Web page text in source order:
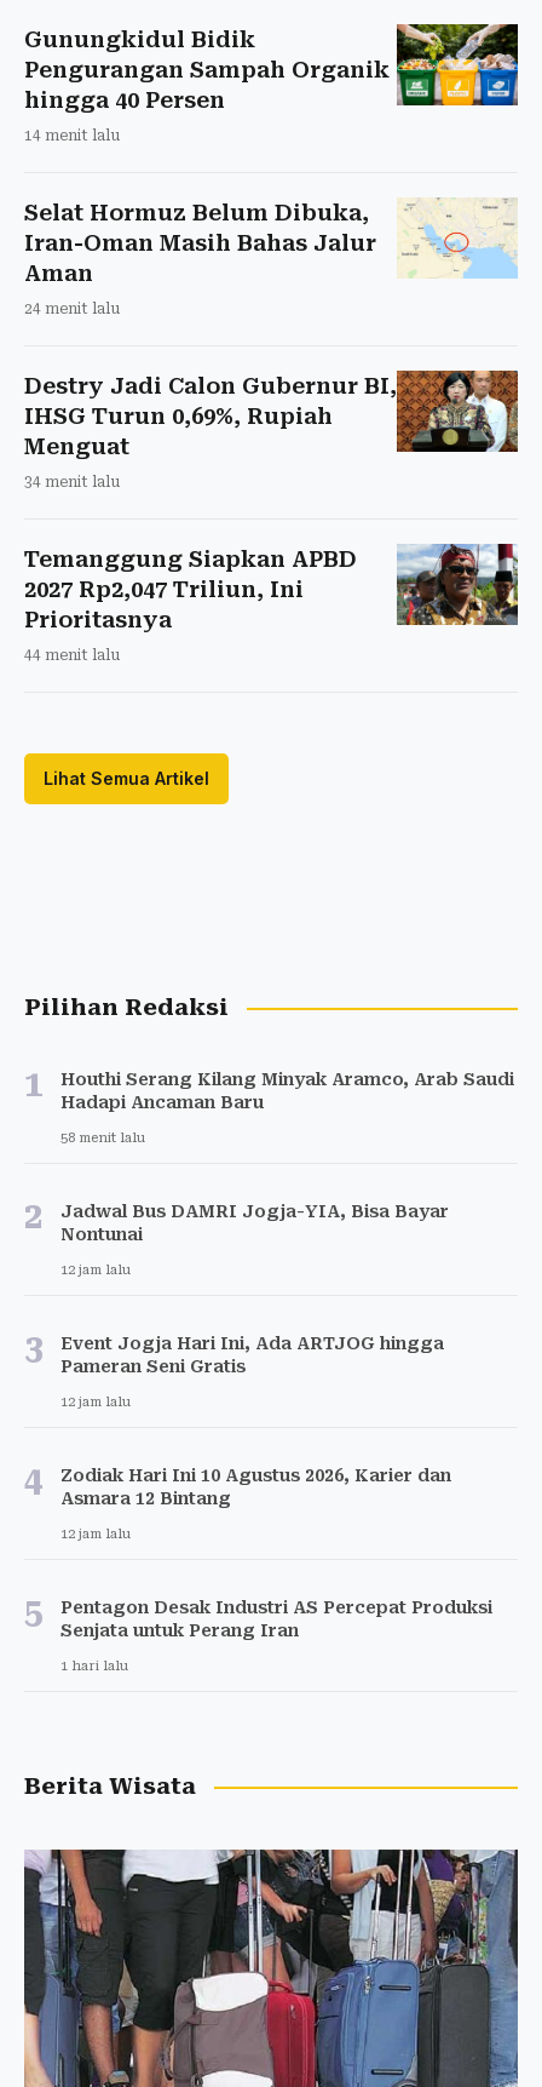
Gunungkidul Bidik
Pengurangan Sampah Organik
hingga 40 Persen
14 menit lalu
Selat Hormuz Belum Dibuka,
Iran-Oman Masih Bahas Jalur
Aman
24 menit lalu
Destry Jadi Calon Gubernur BI,
IHSG Turun 0,69%, Rupiah
Menguat
34 menit lalu
Temanggung Siapkan APBD
2027 Rp2,047 Triliun, Ini
Prioritasnya
44 menit lalu
Lihat Semua Artikel
Pilihan Redaksi
1
Houthi Serang Kilang Minyak Aramco, Arab Saudi
Hadapi Ancaman Baru
58 menit lalu
2
Jadwal Bus DAMRI Jogja-YIA, Bisa Bayar
Nontunai
12 jam lalu
3
Event Jogja Hari Ini, Ada ARTJOG hingga
Pameran Seni Gratis
12 jam lalu
4
Zodiak Hari Ini 10 Agustus 2026, Karier dan
Asmara 12 Bintang
12 jam lalu
5
Pentagon Desak Industri AS Percepat Produksi
Senjata untuk Perang Iran
1 hari lalu
Berita Wisata